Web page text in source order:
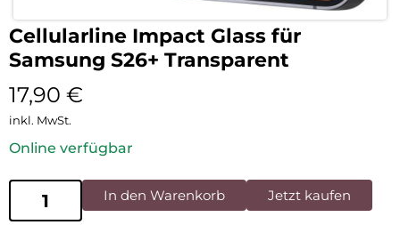
Cellularline Impact Glass für
Samsung S26+ Transparent
17,90 €
inkl. MwSt.
Online verfügbar
In den Warenkorb Jetzt kaufen